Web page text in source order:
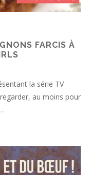
FARCIS À
la série TV
au moins pour